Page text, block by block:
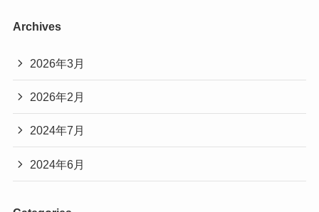
Archives
2026年3月
2026年2月
2024年7月
2024年6月